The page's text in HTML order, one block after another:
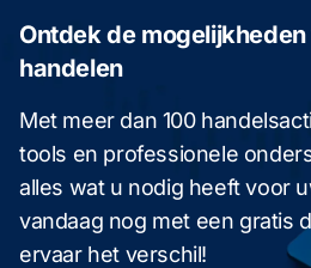
Ontdek de
handelen
Met meer dan 100
tools en professionele
alles wat u nodig heeft voor
vandaag nog met een gratis
ervaar het verschil!